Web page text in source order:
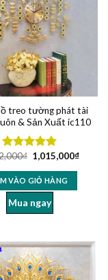
treo tường phát tài
& Sản Xuất ic110
Được xếp
hạng5.00
5 sao
₫ 1,015,000₫
VÀO GIỎ HÀNG
Mua ngay